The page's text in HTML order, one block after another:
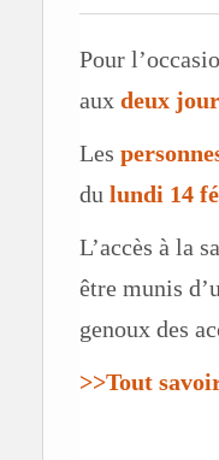
Pour
aux deux
Les
du lundi 14
L’accès à la
être munis
genoux des
>>Tout